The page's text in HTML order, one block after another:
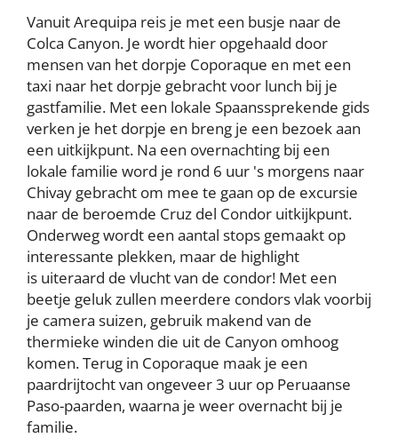
Vanuit Arequipa reis je met een busje naar de
Colca Canyon. Je wordt hier opgehaald door
mensen van het dorpje Coporaque en met een
taxi naar het dorpje gebracht voor lunch bij je
gastfamilie. Met een lokale Spaanssprekende gids
verken je het dorpje en breng je een bezoek aan
een uitkijkpunt. Na een overnachting bij een
lokale familie word je rond 6 uur 's morgens naar
Chivay gebracht om mee te gaan op de excursie
naar de beroemde Cruz del Condor uitkijkpunt.
Onderweg wordt een aantal stops gemaakt op
interessante plekken, maar de highlight
is uiteraard de vlucht van de condor! Met een
beetje geluk zullen meerdere condors vlak voorbij
je camera suizen, gebruik makend van de
thermieke winden die uit de Canyon omhoog
komen. Terug in Coporaque maak je een
paardrijtocht van ongeveer 3 uur op Peruaanse
Paso-paarden, waarna je weer overnacht bij je
familie.